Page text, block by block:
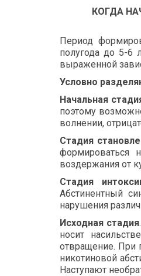
КОГДА
Период
полугода до 5-6
выраженной
Условно
Начальная
поэтому
волнении,
Стадия
формироваться
воздержания от
Стадия
Абстинентный
нарушения
Исходная стадия
носит
отвращение. При
никотиновой
Наступают